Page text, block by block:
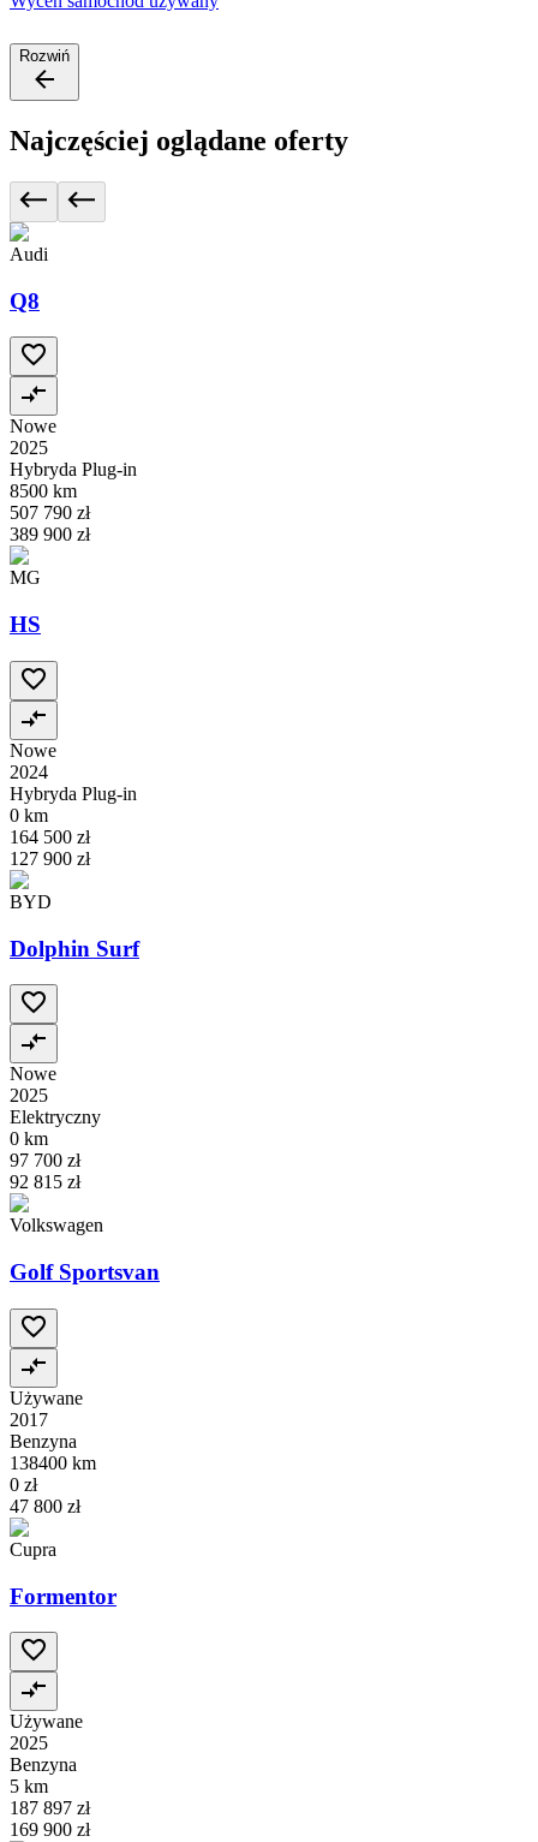
Rozwiń
Najczęściej oglądane oferty
Audi
Q8
Nowe
2025
Hybryda Plug-in
8500 km
507 790 zł
389 900 zł
MG
HS
Nowe
2024
Hybryda Plug-in
0 km
164 500 zł
127 900 zł
BYD
Dolphin Surf
Nowe
2025
Elektryczny
0 km
97 700 zł
92 815 zł
Volkswagen
Golf Sportsvan
Używane
2017
Benzyna
138400 km
0 zł
47 800 zł
Cupra
Formentor
Używane
2025
Benzyna
5 km
187 897 zł
169 900 zł